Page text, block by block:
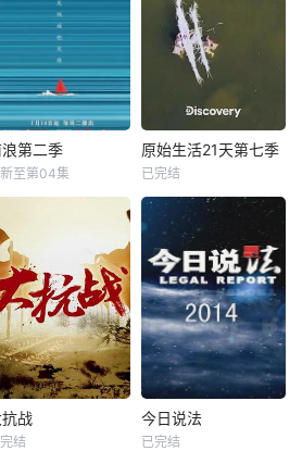
第二季
至第04集
原始生活21天第七季
已完结
战
结
今日说法
已完结